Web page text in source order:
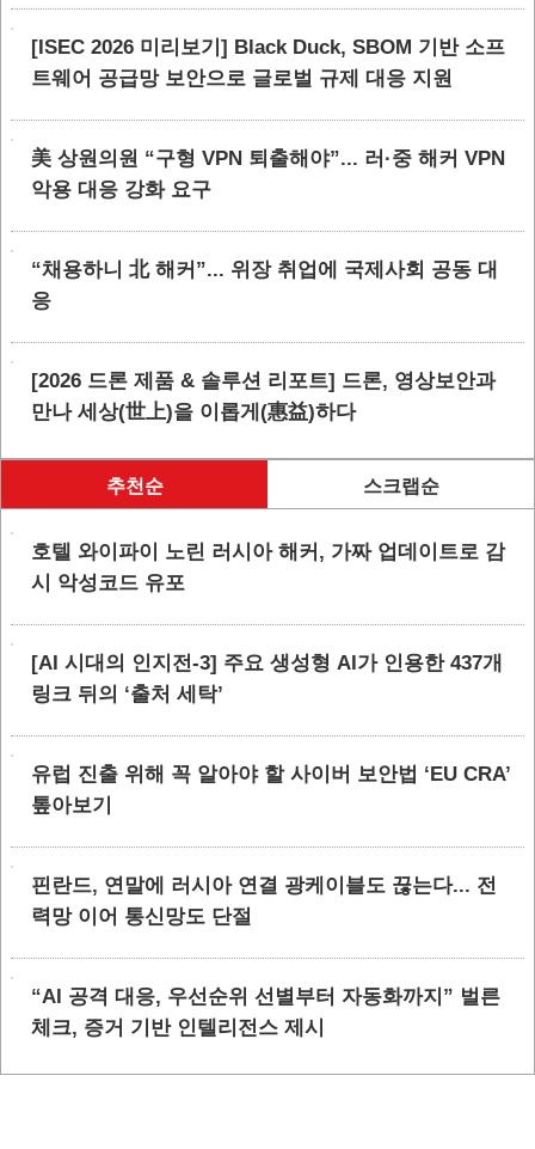
[ISEC 2026 미리보기] Black Duck, SBOM 기반 소프
트웨어 공급망 보안으로 글로벌 규제 대응 지원
美 상원의원 “구형 VPN 퇴출해야”... 러·중 해커 VPN
악용 대응 강화 요구
“채용하니 北 해커”... 위장 취업에 국제사회 공동 대
응
[2026 드론 제품 & 솔루션 리포트] 드론, 영상보안과
만나 세상(世上)을 이롭게(惠益)하다
추천순 스크랩순
호텔 와이파이 노린 러시아 해커, 가짜 업데이트로 감
시 악성코드 유포
[AI 시대의 인지전-3] 주요 생성형 AI가 인용한 437개
링크 뒤의 ‘출처 세탁’
유럽 진출 위해 꼭 알아야 할 사이버 보안법 ‘EU CRA’
톺아보기
핀란드, 연말에 러시아 연결 광케이블도 끊는다... 전
력망 이어 통신망도 단절
“AI 공격 대응, 우선순위 선별부터 자동화까지” 벌른
체크, 증거 기반 인텔리전스 제시